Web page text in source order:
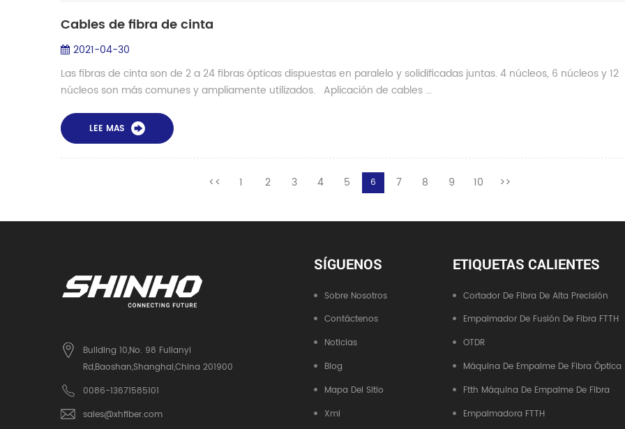
Cables de fibra de cinta
2021-04-30
Las fibras de cinta son de 2 a 24 fibras ópticas dispuestas en paralelo y solidificadas juntas. 4 núcleos, 6 núcleos y 12
núcleos son más comunes y ampliamente utilizados. Aplicación de cables ...
LEE MAS
<< 1 2 3 4 5 6 7 8 9 10 >>
Building 10,No. 98 Fulianyi
Rd,Baoshan,Shanghai,China 201900
0086-13671585101
sales@xhfiber.com
SÍGUENOS
Sobre Nosotros
Contáctenos
Noticias
Blog
Mapa Del Sitio
Xml
ETIQUETAS CALIENTES
Cortador De Fibra De Alta Precisión
Empalmador De Fusión De Fibra FTTH
OTDR
Máquina De Empalme De Fibra Óptica
Ftth Máquina De Empalme De Fibra
Empalmadora FTTH